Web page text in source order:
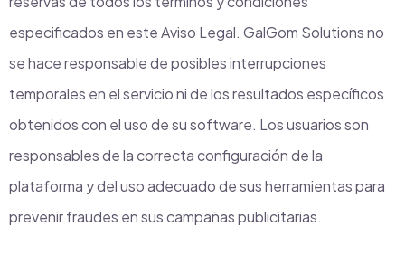
especificados en este Aviso Legal. GalGom Solutions no
se hace responsable de posibles interrupciones
temporales en el servicio ni de los resultados específicos
obtenidos con el uso de su software. Los usuarios son
responsables de la correcta configuración de la
plataforma y del uso adecuado de sus herramientas para
prevenir fraudes en sus campañas publicitarias.